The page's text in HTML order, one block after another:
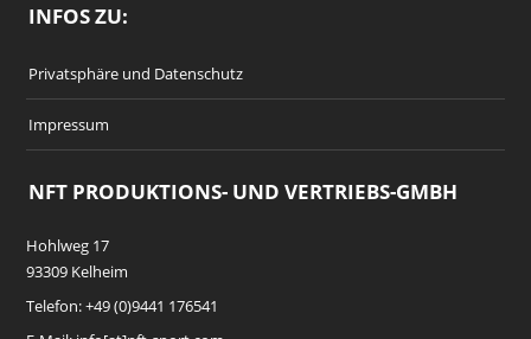
INFOS ZU:
Privatsphäre und Datenschutz
Impressum
NFT PRODUKTIONS- UND VERTRIEBS-GMBH
Hohlweg 17
93309 Kelheim
Telefon: +49 (0)9441 176541